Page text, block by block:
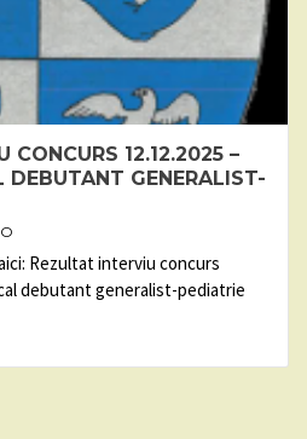
CONCURS 12.12.2025 –
GENERALIST-
Rezultat interviu concurs
debutant generalist-pediatrie